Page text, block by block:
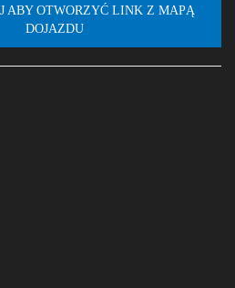
ABY OTWORZYĆ LINK Z MAPĄ
DOJAZDU